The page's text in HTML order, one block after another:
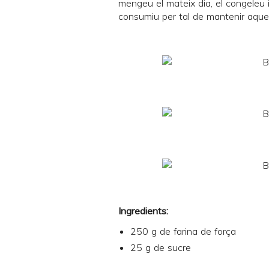
mengeu el mateix dia, el
consumiu per tal de mantenir
Ingredients:
250 g de farina de força
25 g de sucre